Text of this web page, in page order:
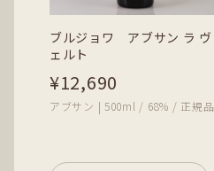
ブルジョワ アブサン ラ ヴ
ェルト
¥12,690
アブサン | 500ml / 68% / 正規品